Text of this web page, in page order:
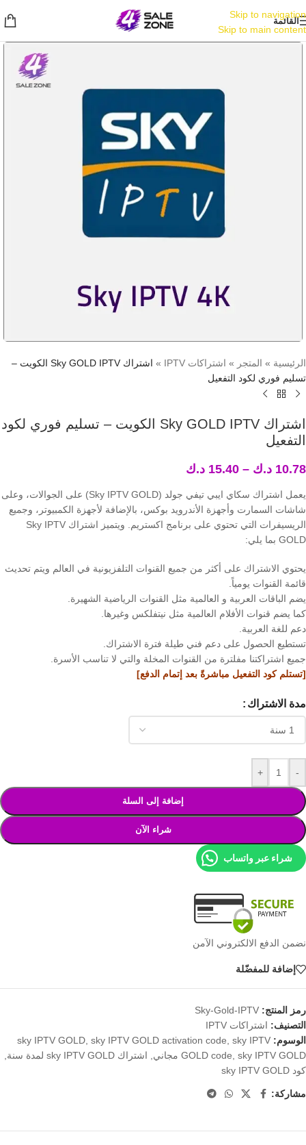
Skip to navigation
Skip to main content
القائمة
الرئيسية » المتجر » اشتراكات IPTV »
اشتراك Sky GOLD IPTV الكويت –
تسليم فوري لكود التفعيل
اشتراك Sky GOLD IPTV الكويت – تسليم فوري لكود
التفعيل
10.78 د.ك –
15.40 د.ك
يعمل اشتراك سكاي ايبي تيفي جولد (Sky IPTV GOLD) على الجوالات، وعلى
شاشات السمارت وأجهزة الأندرويد بوكس، بالإضافة لأجهزة الكمبيوتر، وجميع
الريسيفرات التي تحتوي على برنامج اكستريم. ويتميز اشتراك Sky IPTV
GOLD بما يلي:
يحتوي الاشتراك على أكثر من جميع القنوات التلفزيونية في العالم ويتم تحديث
قائمة القنوات يومياً.
يضم الباقات العربية و العالمية مثل القنوات الرياضية الشهيرة.
كما يضم قنوات الأفلام العالمية مثل نيتفلكس وغيرها.
دعم للغة العربية.
تستطيع الحصول على دعم فني طيلة فترة الاشتراك.
جميع اشتراكتنا مفلترة من القنوات المخلة والتي لا تناسب الأسرة.
[تستلم كود التفعيل مباشرةً بعد إتمام الدفع]
مدة الاشتراك
-
+
إضافة إلى السلة
شراء الآن
شراء عبر واتساب
نضمن الدفع الالكتروني الآمن
إضافة للمفضّلة
رمز المنتج: Sky-Gold-IPTV
التصنيف: اشتراكات IPTV
الوسوم:
sky IPTV GOLD sky IPTV GOLD activation code sky IPTV
GOLD code sky IPTV GOLD مجاني اشتراك sky IPTV GOLD لمدة سنة
كود sky IPTV GOLD
مشاركة: